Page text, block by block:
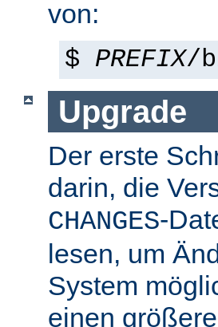
von:
$ PREFIX/
Upgrade
Der erste
darin, die
CHANGES-
lesen, um
System
einen